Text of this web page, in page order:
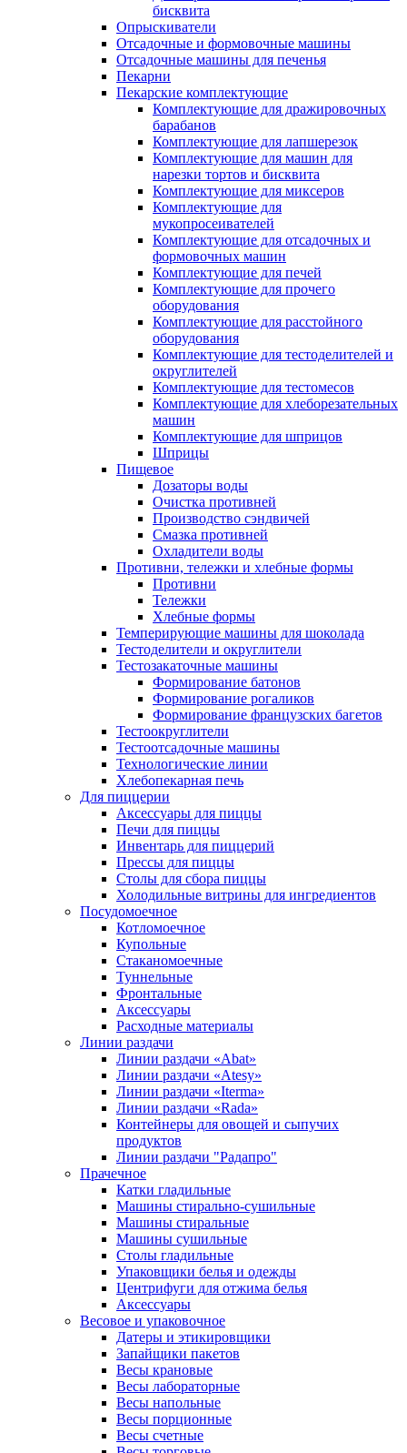
бисквита
Опрыскиватели
Отсадочные и формовочные машины
Отсадочные машины для печенья
Пекарни
Пекарские комплектующие
Комплектующие для дражировочных
барабанов
Комплектующие для лапшерезок
Комплектующие для машин для
нарезки тортов и бисквита
Комплектующие для миксеров
Комплектующие для
мукопросеивателей
Комплектующие для отсадочных и
формовочных машин
Комплектующие для печей
Комплектующие для прочего
оборудования
Комплектующие для расстойного
оборудования
Комплектующие для тестоделителей и
округлителей
Комплектующие для тестомесов
Комплектующие для хлеборезательных
машин
Комплектующие для шприцов
Шприцы
Пищевое
Дозаторы воды
Очистка противней
Производство сэндвичей
Смазка противней
Охладители воды
Противни, тележки и хлебные формы
Противни
Тележки
Хлебные формы
Темперирующие машины для шоколада
Тестоделители и округлители
Тестозакаточные машины
Формирование батонов
Формирование рогаликов
Формирование французских багетов
Тестоокруглители
Тестоотсадочные машины
Технологические линии
Хлебопекарная печь
Для пиццерии
Аксессуары для пиццы
Печи для пиццы
Инвентарь для пиццерий
Прессы для пиццы
Столы для сбора пиццы
Холодильные витрины для ингредиентов
Посудомоечное
Котломоечное
Купольные
Стаканомоечные
Туннельные
Фронтальные
Аксессуары
Расходные материалы
Линии раздачи
Линии раздачи «Abat»
Линии раздачи «Atesy»
Линии раздачи «Iterma»
Линии раздачи «Rada»
Контейнеры для овощей и сыпучих
продуктов
Линии раздачи "Радапро"
Прачечное
Катки гладильные
Машины стирально-сушильные
Машины стиральные
Машины сушильные
Столы гладильные
Упаковщики белья и одежды
Центрифуги для отжима белья
Аксессуары
Весовое и упаковочное
Датеры и этикировщики
Запайщики пакетов
Весы крановые
Весы лабораторные
Весы напольные
Весы порционные
Весы счетные